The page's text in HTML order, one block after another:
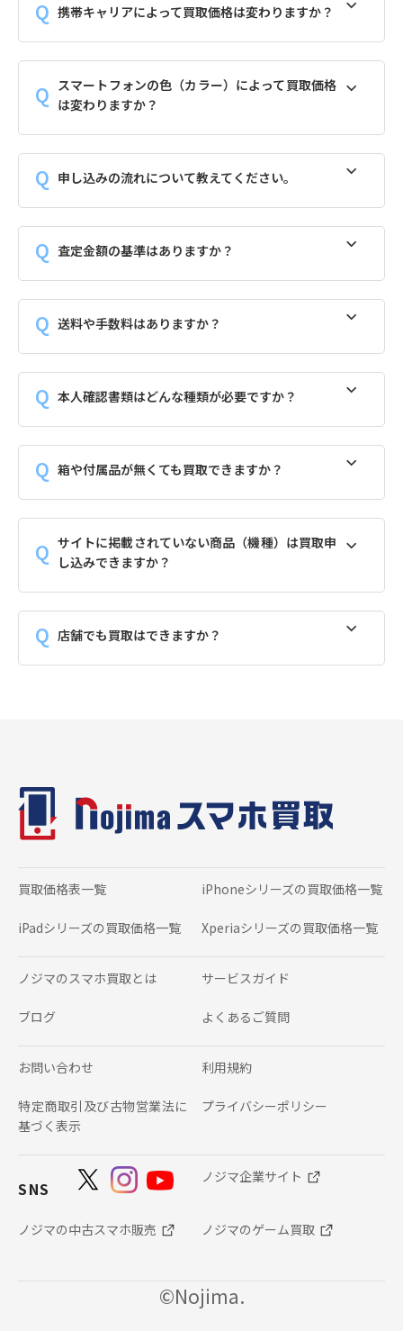
携帯キャリアによって買取価格は変わりますか？
スマートフォンの色（カラー）によって買取価格
は変わりますか？
申し込みの流れについて教えてください。
査定金額の基準はありますか？
送料や手数料はありますか？
本人確認書類はどんな種類が必要ですか？
箱や付属品が無くても買取できますか？
サイトに掲載されていない商品（機種）は買取申
し込みできますか？
店舗でも買取はできますか？
買取価格表一覧 iPhoneシリーズの 買取価格一覧
iPadシリーズの 買取価格一覧 Xperiaシリーズの 買取価格一覧
ノジマのスマホ買取とは サービスガイド
ブログ よくあるご質問
お問い合わせ 利用規約
特定商取引及び古物営業法に
基づく表示
プライバシーポリシー
SNS
ノジマ企業サイト
ノジマの中古スマホ販売 ノジマのゲーム買取
©Nojima.